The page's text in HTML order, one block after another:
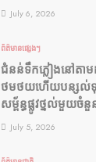
July 6, 2026
ព័ត៌មានផ្សេងៗ
ជំនន់​ទឹកភ្លៀង​នៅ​ត
ថមថយ​ហើយ​បន្សល់​ទុក​
សម្ព័ន្ធ​ផ្លូវថ្នល់​មួយ​ចំនួ
July 5, 2026